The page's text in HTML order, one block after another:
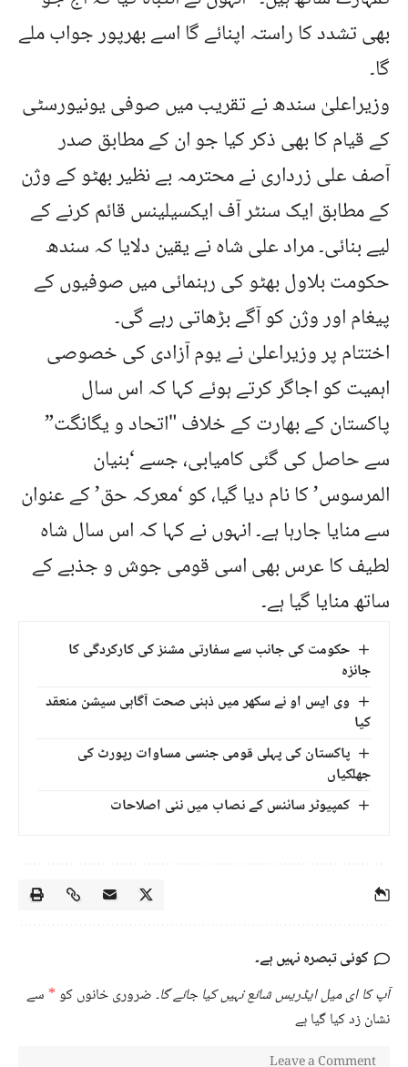
بھی تشدد کا راستہ اپنائے گا اسے بھرپور جواب ملے
گا۔
وزیراعلیٰ سندھ نے تقریب میں صوفی یونیورسٹی
کے قیام کا بھی ذکر کیا جو ان کے مطابق صدر
آصف علی زرداری نے محترمہ بے نظیر بھٹو کے وژن
کے مطابق ایک سنٹر آف ایکسیلینس قائم کرنے کے
لیے بنائی۔ مراد علی شاہ نے یقین دلایا کہ سندھ
حکومت بلاول بھٹو کی رہنمائی میں صوفیوں کے
پیغام اور وژن کو آگے بڑھاتی رہے گی۔
اختتام پر وزیراعلیٰ نے یوم آزادی کی خصوصی
اہمیت کو اجاگر کرتے ہوئے کہا کہ اس سال
پاکستان کے بھارت کے خلاف "اتحاد و یگانگت”
سے حاصل کی گئی کامیابی، جسے ‘بنیان
المرسوس’ کا نام دیا گیا، کو ‘معرکہ حق’ کے عنوان
سے منایا جارہا ہے۔ انہوں نے کہا کہ اس سال شاہ
لطیف کا عرس بھی اسی قومی جوش و جذبے کے
ساتھ منایا گیا ہے۔
حکومت کی جانب سے سفارتی مشنز کی کارکردگی کا
جائزہ
وی ایس او نے سکھر میں ذہنی صحت آگاہی سیشن منعقد
کیا
پاکستان کی پہلی قومی جنسی مساوات رپورٹ کی
جھلکیاں
کمپیوٹر سائنس کے نصاب میں نئی اصلاحات
کوئی تبصرہ نہیں ہے۔
آپ کا ای میل ایڈریس شائع نہیں کیا جائے گا۔ضروری خانوں کو* سے
نشان زد کیا گیا ہے